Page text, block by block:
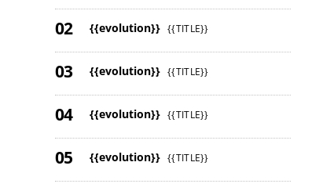
{{evolution}} {{TITLE}}
{{evolution}} {{TITLE}}
{{evolution}} {{TITLE}}
{{evolution}} {{TITLE}}